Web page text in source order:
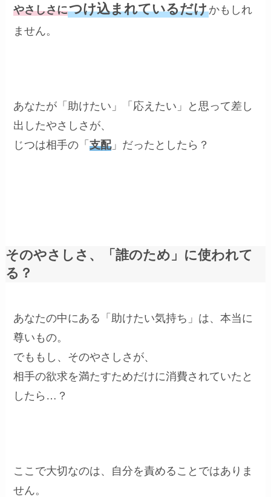
やさしさにつけ込まれているだけかもしれ
ません。
あなたが「助けたい」「応えたい」と思って差し
出したやさしさが、
じつは相手の「支配」だったとしたら？
そのやさしさ、「誰のため」に使われて
る？
あなたの中にある「助けたい気持ち」は、本当に
尊いもの。
でももし、そのやさしさが、
相手の欲求を満たすためだけに消費されていたと
したら…？
ここで大切なのは、自分を責めることではありま
せん。